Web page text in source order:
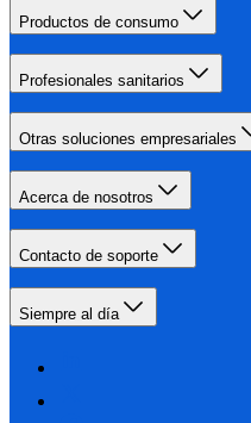
Productos de consumo
Profesionales sanitarios
Otras soluciones empresariales
Acerca de nosotros
Contacto de soporte
Siempre al día